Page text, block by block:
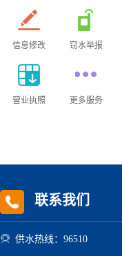
信息修改 窃水举报
营业执照 更多服务
联系我们
 供水热线：96510